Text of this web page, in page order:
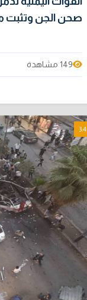
صحن الجن وتثبت
149 مشاهدة